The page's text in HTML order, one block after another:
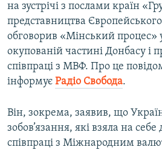
на зустрічі з послами країн
представництва
обговорив «Мінський процес»
окупованій частині Донбасу і
співпраці з МВФ. Про це
інформує Радіо Свобода.
Він, зокрема, заявив, що
зобов’язання, які взяла на
співпраці з Міжнародним